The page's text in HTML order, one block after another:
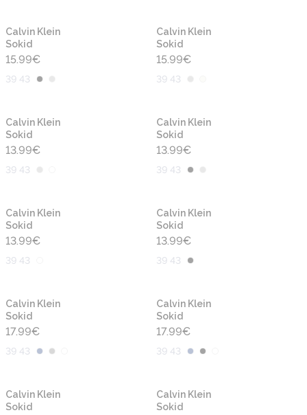
Calvin Klein
Sokid
15.99€
39 43
Calvin Klein
Sokid
15.99€
39 43
Calvin Klein
Sokid
13.99€
39 43
Calvin Klein
Sokid
13.99€
39 43
Calvin Klein
Sokid
13.99€
39 43
Calvin Klein
Sokid
13.99€
39 43
Calvin Klein
Sokid
17.99€
39 43
Calvin Klein
Sokid
17.99€
39 43
Calvin Klein
Sokid
Calvin Klein
Sokid